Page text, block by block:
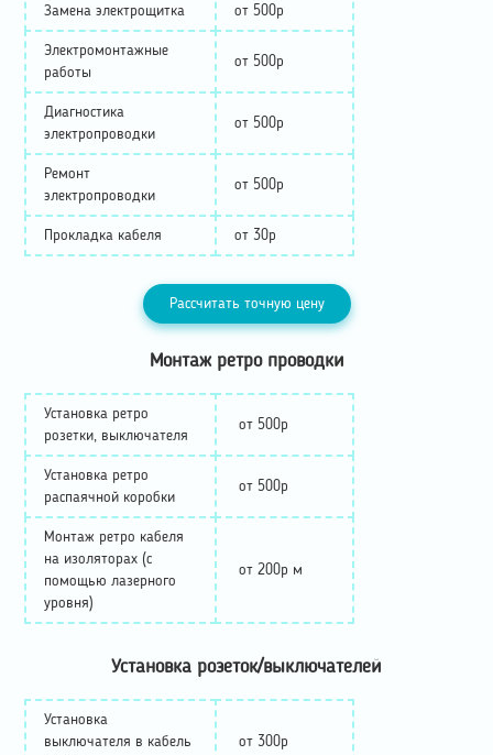
Замена электрощитка от 500р
Электромонтажные
работы
от 500р
Диагностика
электропроводки
от 500р
Ремонт
электропроводки
от 500р
Прокладка кабеля от 30р
Рассчитать точную цену
Монтаж ретро проводки
Установка ретро
розетки, выключателя
от 500р
Установка ретро
распаячной коробки
от 500р
Монтаж ретро кабеля
на изоляторах (с
помощью лазерного
уровня)
от 200р м
Установка розеток/выключателей
Установка
выключателя в кабель
от 300р